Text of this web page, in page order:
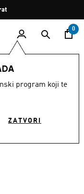
0
program koji te
ZATVORI